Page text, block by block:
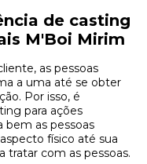
de casting
M'Boi Mirim
as pessoas
a uma até se obter
Por isso, é
para ações
bem as pessoas
físico até sua
tratar com as pessoas.